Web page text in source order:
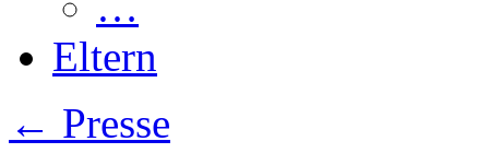
Eltern
← Presse